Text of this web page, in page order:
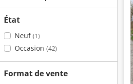
État
Neuf(1)
Occasion (42)
Format de vente